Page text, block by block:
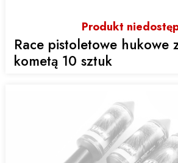
Produkt
Race pistoletowe hukowe
kometą 10 sztuk